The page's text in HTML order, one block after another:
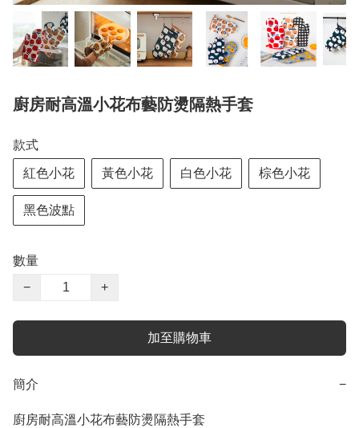
廚房耐高溫小花布藝防燙隔熱手套
款式
紅色小花 黃色小花 白色小花 棕色小花
黑色波點
數量
−
+
加至購物車
簡介 −
廚房耐高溫小花布藝防燙隔熱手套